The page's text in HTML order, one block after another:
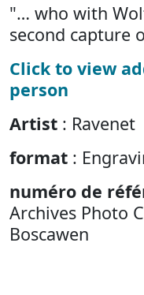
"… who with
second capture
Click to view
person
Artist : Ravenet
format :
numéro de
Archives Photo
Boscawen